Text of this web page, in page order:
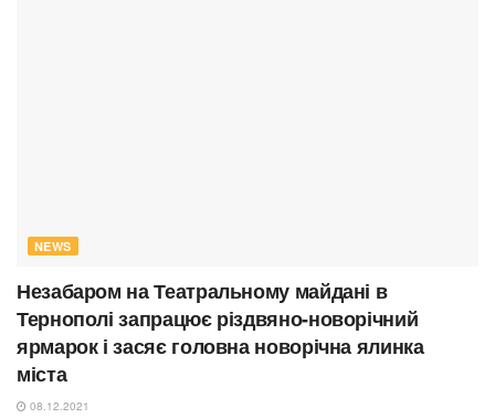
NEWS
Незабаром на Театральному майдані в
Тернополі запрацює різдвяно-новорічний
ярмарок і засяє головна новорічна ялинка
міста
08.12.2021